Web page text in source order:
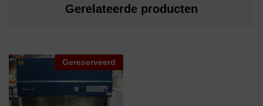
Gerelateerde producten
Gereserveerd